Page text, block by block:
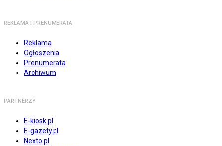
REKLAMA I PRENUMERATA
Reklama
Ogłoszenia
Prenumerata
Archiwum
PARTNERZY
E-kiosk.pl
E-gazety.pl
Nexto.pl